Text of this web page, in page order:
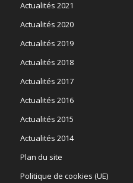
Actualités 2021
Actualités 2020
Actualités 2019
Actualités 2018
Actualités 2017
Actualités 2016
Actualités 2015
Actualités 2014
Plan du site
Politique de cookies (UE)